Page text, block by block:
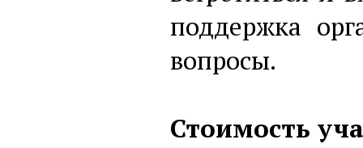
поддержка
вопросы.
Стоимость